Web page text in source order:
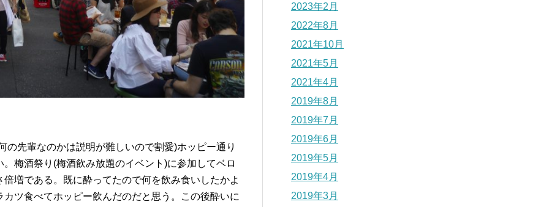
の先輩なのかは説明が難しいので割愛)ホッピー通り
梅酒祭り(梅酒飲み放題のイベント)に参加してベロ
増である。既に酔ってたので何を飲み食いしたかよ
ツ食べてホッピー飲んだのだと思う。この後酔いに
2023年2月
2022年8月
2021年10月
2021年5月
2021年4月
2019年8月
2019年7月
2019年6月
2019年5月
2019年4月
2019年3月